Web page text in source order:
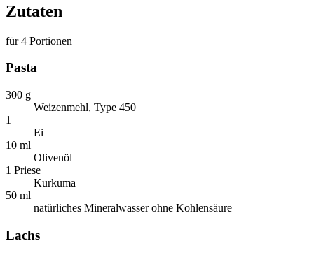
Zutaten
für 4 Portionen
Pasta
300 g
Weizenmehl, Type 450
1
Ei
10 ml
Olivenöl
1 Priese
Kurkuma
50 ml
natürliches Mineralwasser ohne Kohlensäure
Lachs